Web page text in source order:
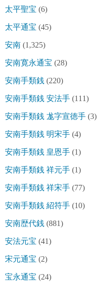
太平聖宝 (6)
太平通宝 (45)
安南 (1,325)
安南寛永通宝 (28)
安南手類銭 (220)
安南手類銭 安法手 (111)
安南手類銭 尨字宣徳手 (3)
安南手類銭 明宋手 (4)
安南手類銭 皇恩手 (1)
安南手類銭 祥元手 (1)
安南手類銭 祥宋手 (77)
安南手類銭 紹符手 (10)
安南歴代銭 (881)
安法元宝 (41)
宋元通宝 (2)
宝永通宝 (24)